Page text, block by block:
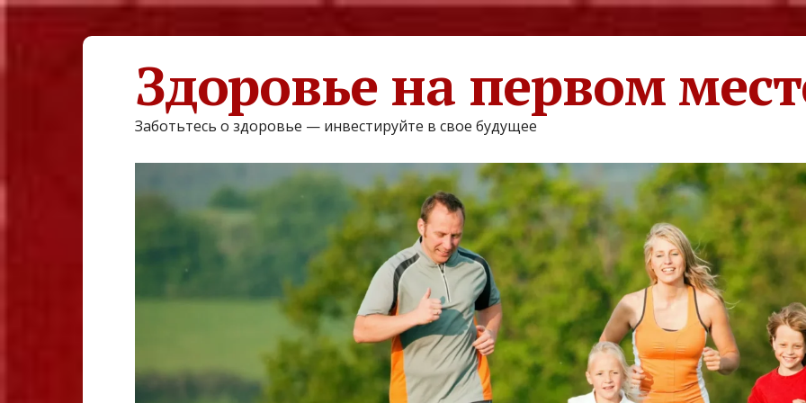
Здоровье на первом
Заботьтесь о здоровье — инвестируйте в свое будущее